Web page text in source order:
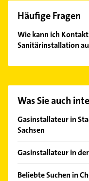
Häufige Fragen
Wie kann ich
Sanitärinstallation
Hier finden Sie alle
Was Sie auch
Gasinstallateur in
Sachsen
Adelsberg
Ebersdorf
Gasinstallateur in
Hartmannsdorf bei
Beliebte Suchen in